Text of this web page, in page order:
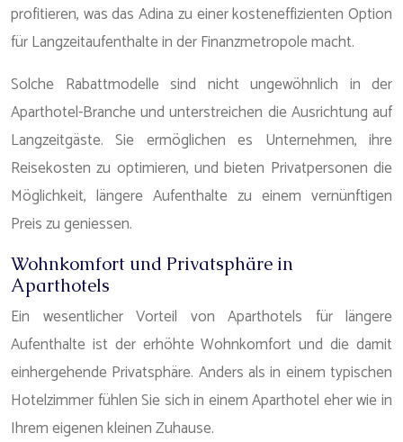
profitieren, was das Adina zu einer kosteneffizienten Option
für Langzeitaufenthalte in der Finanzmetropole macht.
Solche Rabattmodelle sind nicht ungewöhnlich in der
Aparthotel-Branche und unterstreichen die Ausrichtung auf
Langzeitgäste. Sie ermöglichen es Unternehmen, ihre
Reisekosten zu optimieren, und bieten Privatpersonen die
Möglichkeit, längere Aufenthalte zu einem vernünftigen
Preis zu geniessen.
Wohnkomfort und Privatsphäre in
Aparthotels
Ein wesentlicher Vorteil von Aparthotels für längere
Aufenthalte ist der erhöhte Wohnkomfort und die damit
einhergehende Privatsphäre. Anders als in einem typischen
Hotelzimmer fühlen Sie sich in einem Aparthotel eher wie in
Ihrem eigenen kleinen Zuhause.